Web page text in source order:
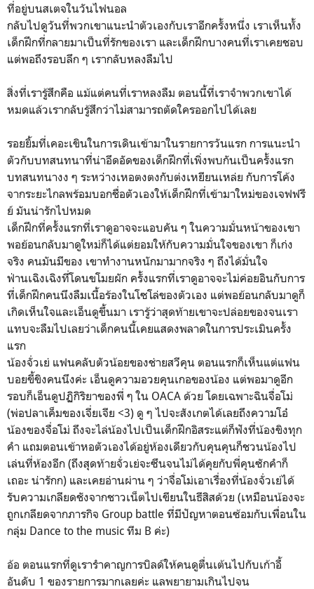
ที่อยู่บนสเตจในวันไฟนอล
กลับไปดูวันที่พวกเขาแนะนำตัวเองกับเราอีกครั้งหนึ่ง เราเห็นทั้ง
เด็กฝึกที่กลายมาเป็นที่รักของเรา และเด็กฝึกบางคนที่เราเคยชอบ
แต่พอถึงรอบลึก ๆ เรากลับหลงลืมไป
สิ่งที่เรารู้สึกคือ แม้แต่คนที่เราหลงลืม ตอนนี้ที่เราจำพวกเขาได้
หมดแล้วเรากลับรู้สึกว่าไม่สามารถตัดใครออกไปได้เลย
รอยยิ้มที่เคอะเขินในการเดินเข้ามาในรายการวันแรก การแนะนำ
ตัวกับบทสนทนาที่น่าอึดอัดของเด็กฝึกที่เพิ่งพบกันเป็นครั้งแรก
บทสนทนางง ๆ ระหว่างเหอตงตงกับต่งเหยียนเหล่ย กับการโค้ง
จากระยะไกลพร้อมบอกชื่อตัวเองให้เด็กฝึกที่เข้ามาใหม่ของเจฟฟรี
ย์ มันน่ารักไปหมด
เด็กฝึกที่ครั้งแรกที่เราดูอาจจะแอบคัน ๆ ในความมั่นหน้าของเขา
พอย้อนกลับมาดูใหม่ก็ได้แต่ยอมให้กับความมั่นใจของเขา ก็เก่ง
จริง คนมันมีของ เขาทำงานหนักมามากจริง ๆ ถึงได้มั่นใจ
ฟ่านเฉิงเฉิงที่โดนขโมยผัก ครั้งแรกที่เราดูอาจจะไม่ค่อยอินกับการ
ที่เด็กฝึกคนนึงลืมเนื้อร้องในโซโล่ของตัวเอง แต่พอย้อนกลับมาดูก็
เกิดเห็นใจและเอ็นดูขึ้นมา เรารู้ว่าสุดท้ายเขาจะปล่อยของจนเรา
แทบจะลืมไปเลยว่าเด็กคนนี้เคยแสดงพลาดในการประเมินครั้ง
แรก
น้องจั่วเย่ แฟนคลับตัวน้อยของช่ายสวีคุน ตอนแรกก็เห็นแต่แฟน
บอยขี้ขิงคนนึงค่ะ เอ็นดูความอวยคุนเกอของน้อง แต่พอมาดูอีก
รอบก็เอ็นดูปฏิกิริยาของพี่ ๆ ใน OACA ด้วย โดยเฉพาะฉินจื่อโม่
(พ่อปลาเค็มของเจี่ยเจีย <3) ดู ๆ ไปจะสังเกตได้เลยถึงความโอ๋
น้องของจื่อโม่ ถึงจะไล่น้องไปเป็นเด็กฝึกอิสระแต่ก็ฟังที่น้องขิงทุก
คำ แถมตอนเข้าหอตัวเองได้อยู่ห้องเดียวกับคุนคุนก็ชวนน้องไป
เล่นที่ห้องอีก (ถึงสุดท้ายจั่วเย่จะซึนจนไม่ได้คุยกับพี่คุนซักคำก็
เถอะ น่ารักก) และเคยอ่านผ่าน ๆ ว่าจื่อโม่เอาเรื่องที่น้องจั่วเย่ได้
รับความเกลียดชังจากชาวเน็ตไปเขียนในธีสิสด้วย (เหมือนน้องจะ
ถูกเกลียดจากภารกิจ Group battle ที่มีปัญหาตอนซ้อมกับเพื่อนใน
กลุ่ม Dance to the music ทีม B ค่ะ)
อ้อ ตอนแรกที่ดูเรารำคาญการบิลด์ให้คนดูตื่นเต้นไปกับเก้าอี้
อันดับ 1 ของรายการมากเลยค่ะ แลพยายามเกินไปจน